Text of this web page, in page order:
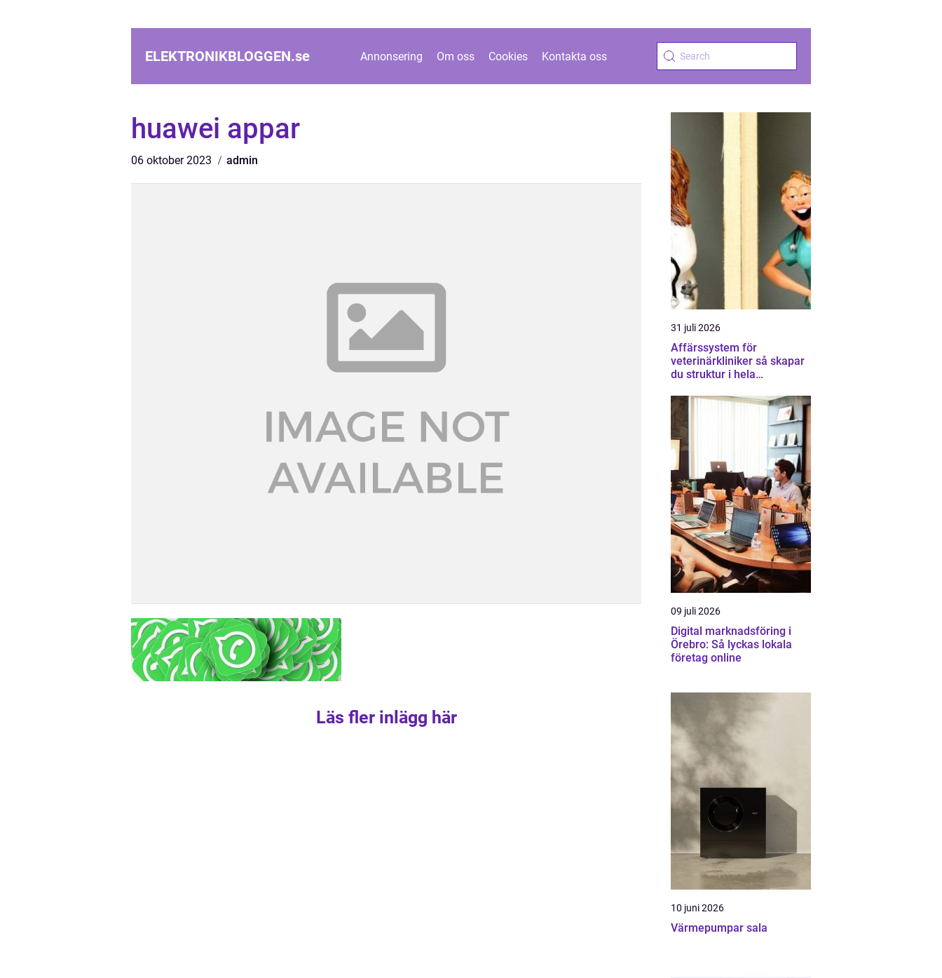
ELEKTRONIKBLOGGEN.se Annonsering Om oss Cookies Kontakta oss
huawei appar
06 oktober 2023 admin
Läs fler inlägg här
31 juli 2026
Affärssystem för
veterinärkliniker så skapar
du struktur i hela
09 juli 2026
Digital marknadsföring i
Örebro: Så lyckas lokala
företag online
10 juni 2026
Värmepumpar sala